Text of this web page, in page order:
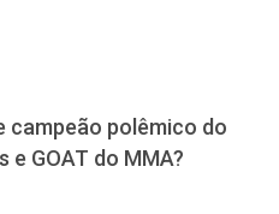
campeão polêmico do
e GOAT do MMA?